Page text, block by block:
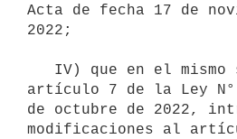
Acta de fecha 17 de
2022;
artículo 7 de la Ley N°
de octubre de 2022,
modificaciones al